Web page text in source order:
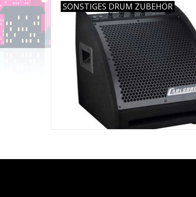
SONSTIGES DRUM ZUBEHÖR